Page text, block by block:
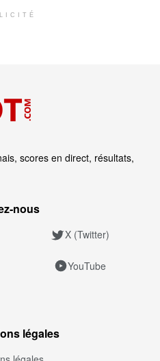
scores en direct, résultats,
X (Twitter)
YouTube
légales